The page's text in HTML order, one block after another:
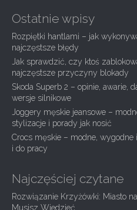
a
v
i
g
a
t
i
o
n
Ostatnie wpisy
Rozpiętki hantlami – jak
najczęstsze błędy
Jak sprawdzić, czy ktoś
najczęstsze przyczyny blokady
Skoda Superb 2 – opinie, awarie,
wersje silnikowe
Joggery męskie jeansowe –
stylizacje i porady jak nosić
Crocs męskie – modne, wygodne
i do pracy
Najczęściej czytane
Rozwiązanie Krzyżówki: Miasto
Musisz Wiedzieć